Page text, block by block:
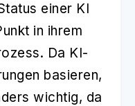
einer KI
in ihrem
Da KI-
basieren,
wichtig, da